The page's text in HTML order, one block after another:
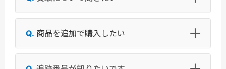
商品を追加で購入したい